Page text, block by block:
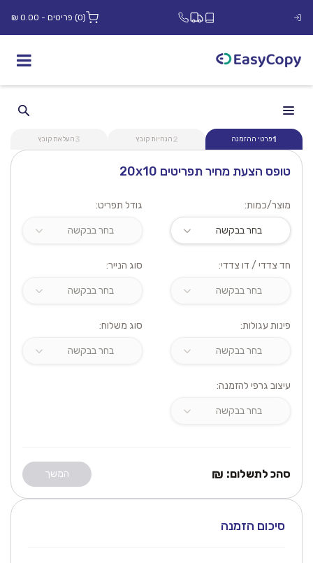
(0) פריטים - 0.00 ₪
1פרטי ההזמנה 2הנחיות קובץ 3העלאת קובץ
טופס הצעת מחיר תפריטים 20x10
מוצר/כמות: גודל תפריט:
חד צדדי / דו צדדי: סוג הנייר:
פינות עגולות: סוג משלוח:
עיצוב גרפי להזמנה:
סהכ לתשלום: ₪ המשך
סיכום הזמנה